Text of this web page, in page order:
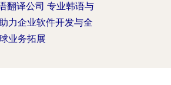
翻译公司 专业韩语与
力企业软件开发与全
业务拓展